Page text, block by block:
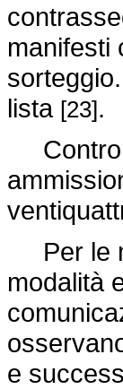
manifesti
lista [23].
Contro
Per le
modalità
e